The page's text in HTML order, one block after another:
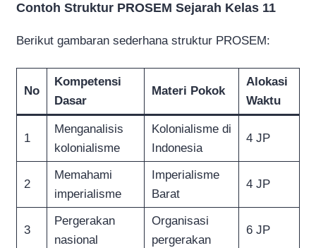
Contoh Struktur PROSEM Sejarah Kelas 11
Berikut gambaran sederhana struktur PROSEM:
No
Kompetensi
Dasar
Materi Pokok
Alokasi
Waktu
1
Menganalisis
kolonialisme
Kolonialisme di
Indonesia
4 JP
2
Memahami
imperialisme
Imperialisme
Barat
4 JP
3
Pergerakan
nasional
Organisasi
pergerakan
6 JP